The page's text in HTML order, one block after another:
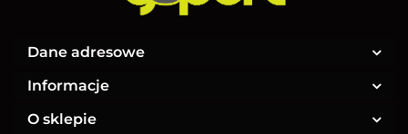
Dane adresowe
Informacje
O sklepie